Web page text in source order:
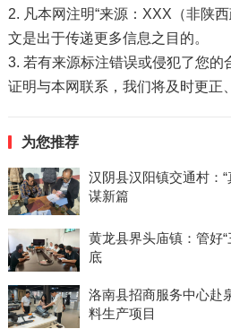
2. 凡本网注明“来源：XXX（非陕
文是出于传递更多信息之目的。
3. 若有来源标注错误或侵犯了您的
证明与本网联系，我们将及时更正
为您推荐
汉阴县汉阳镇交通村：
谋新篇
黄龙县界头庙镇：管好
底
洛南县招商服务中心赴
料生产项目